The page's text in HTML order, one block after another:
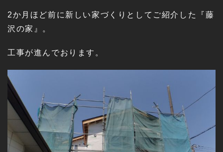
2か月ほど前に新しい家づくりとしてご紹介した『藤
沢の家』。
工事が進んでおります。